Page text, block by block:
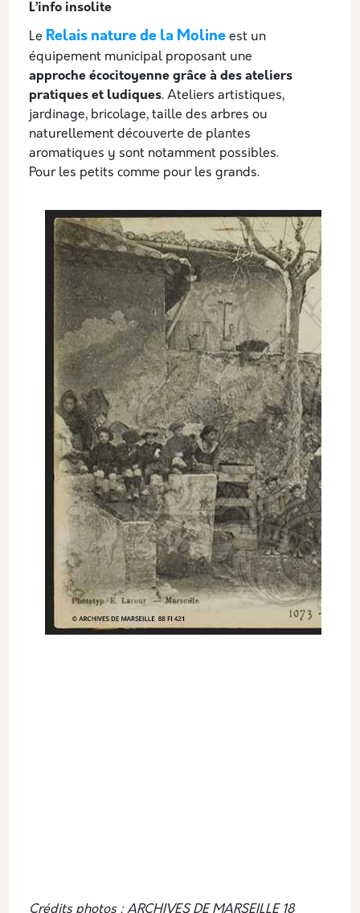
L’info insolite
Le Relais nature de la Moline est un
équipement municipal proposant une
approche écocitoyenne grâce à des ateliers
pratiques et ludiques. Ateliers artistiques,
jardinage, bricolage, taille des arbres ou
naturellement découverte de plantes
aromatiques y sont notamment possibles.
Pour les petits comme pour les grands.
Crédits photos : ARCHIVES DE MARSEILLE 18